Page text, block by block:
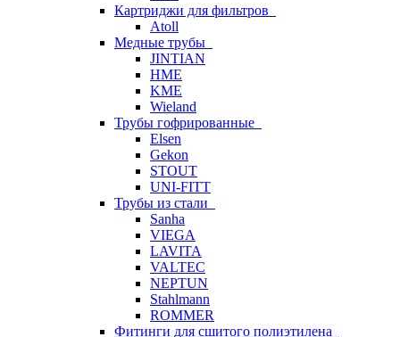
Картриджи для фильтров
Atoll
Медные трубы
JINTIAN
HME
KME
Wieland
Трубы гофрированные
Elsen
Gekon
STOUT
UNI-FITT
Трубы из стали
Sanha
VIEGA
LAVITA
VALTEC
NEPTUN
Stahlmann
ROMMER
Фитинги для сшитого полиэтилена